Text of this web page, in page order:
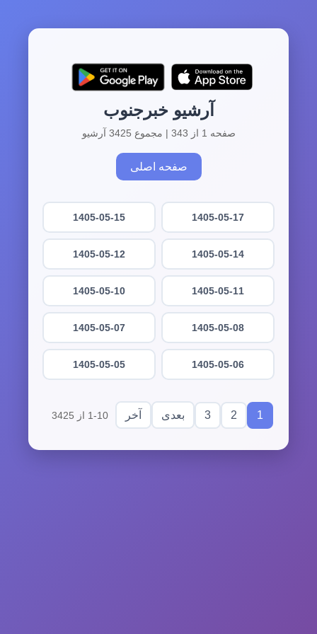
آرشیو خبرجنوب
صفحه 1 از 343 | مجموع 3425 آرشیو
صفحه اصلی
1405-05-17
1405-05-15
1405-05-14
1405-05-12
1405-05-11
1405-05-10
1405-05-08
1405-05-07
1405-05-06
1405-05-05
1
2
3 بعدی آخر 1-10 از 3425